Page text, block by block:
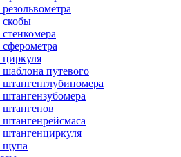
скобы
путевого
щупа